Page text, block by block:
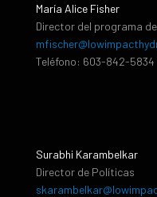
María Alice Fisher
Director del programa
Teléfono: 603-842-5834
Surabhi Karambelkar
Director de Políticas